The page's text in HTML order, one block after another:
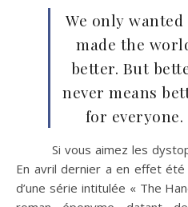
We only wanted
made the
better. But
never means
for everyone.
Si vous aimez les
En avril dernier a en effet
d’une série intitulée « The